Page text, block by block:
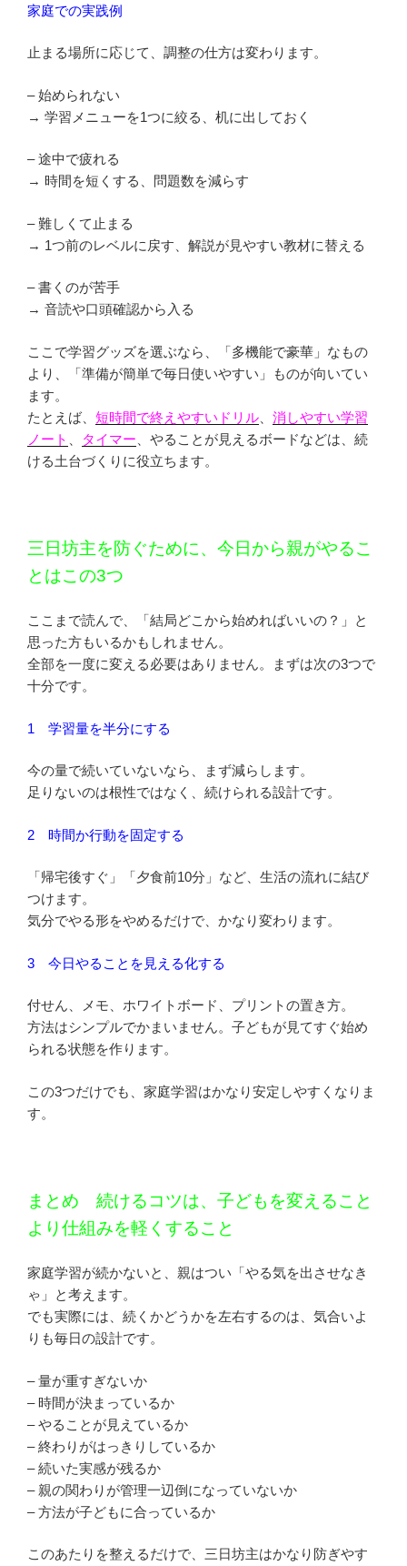
家庭での実践例
止まる場所に応じて、調整の仕方は変わります。
– 始められない
→ 学習メニューを1つに絞る、机に出しておく
– 途中で疲れる
→ 時間を短くする、問題数を減らす
– 難しくて止まる
→ 1つ前のレベルに戻す、解説が見やすい教材に替える
– 書くのが苦手
→ 音読や口頭確認から入る
ここで学習グッズを選ぶなら、「多機能で豪華」なもの
より、「準備が簡単で毎日使いやすい」ものが向いてい
ます。
たとえば、 短時間で終えやすいドリル
消しやすい学習
ノート
タイマー 、やることが見えるボードなどは、続
ける土台づくりに役立ちます。
三日坊主を防ぐために、今日から親がやるこ
とはこの3つ
ここまで読んで、「結局どこから始めればいいの？」と
思った方もいるかもしれません。
全部を一度に変える必要はありません。まずは次の3つで
十分です。
1 学習量を半分にする
今の量で続いていないなら、まず減らします。
足りないのは根性ではなく、続けられる設計です。
2 時間か行動を固定する
「帰宅後すぐ」「夕食前10分」など、生活の流れに結び
つけます。
気分でやる形をやめるだけで、かなり変わります。
3 今日やることを見える化する
付せん、メモ、ホワイトボード、プリントの置き方。
方法はシンプルでかまいません。子どもが見てすぐ始め
られる状態を作ります。
この3つだけでも、家庭学習はかなり安定しやすくなりま
す。
まとめ 続けるコツは、子どもを変えること
より仕組みを軽くすること
家庭学習が続かないと、親はつい「やる気を出させなき
ゃ」と考えます。
でも実際には、続くかどうかを左右するのは、気合いよ
りも毎日の設計です。
– 量が重すぎないか
– 時間が決まっているか
– やることが見えているか
– 終わりがはっきりしているか
– 続いた実感が残るか
– 親の関わりが管理一辺倒になっていないか
– 方法が子どもに合っているか
このあたりを整えるだけで、三日坊主はかなり防ぎやす